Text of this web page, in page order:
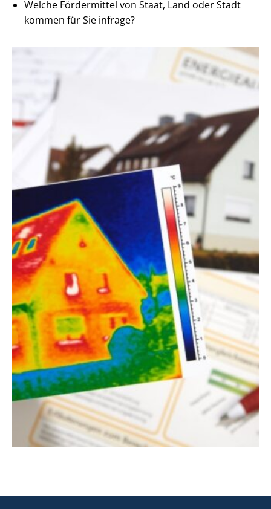
Welche Fördermittel von Staat, Land oder Stadt
kommen für Sie infrage?